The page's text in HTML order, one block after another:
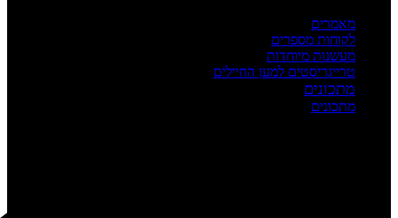
מאמרים
לקוחות מספרים
מעשנות מיוחדות
טרייגריסטים למען החיילים
מתכונים
מתכונים